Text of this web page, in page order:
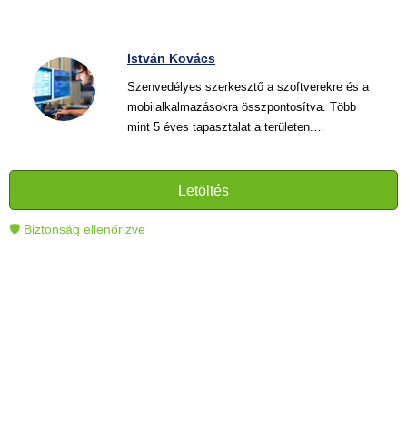
István Kovács
Szenvedélyes szerkesztő a szoftverekre és a
mobilalkalmazásokra összpontosítva. Több
mint 5 éves tapasztalat a területen.
és informatív szövegek alkotója, amelyek
segítik az olvasókat a modern technológia jobb
megértésében és használatában.
Letöltés
🛡 Biztonság ellenőrizve